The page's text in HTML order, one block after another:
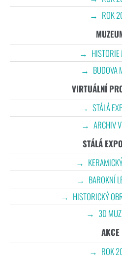
ROK
HISTORIE
BUDOVA
VIRTUÁLNÍ
STÁLÁ
ARCHIV
STÁLÁ
BAROKNÍ
HISTORICKÝ
3D
AKCE
ROK